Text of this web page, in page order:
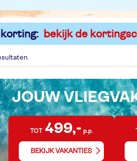
korting: bekijk de
JOUW
TOT 499,- p.p.
BEKIJK VAKANTIES